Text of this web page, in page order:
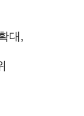
대 ,